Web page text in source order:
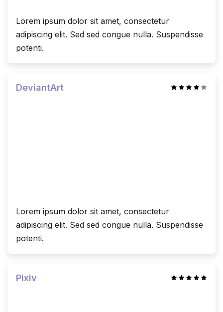
Lorem ipsum dolor sit amet, consectetur
adipiscing elit. Sed sed congue nulla. Suspendisse
potenti.
DeviantArt
Lorem ipsum dolor sit amet, consectetur
adipiscing elit. Sed sed congue nulla. Suspendisse
potenti.
Pixiv